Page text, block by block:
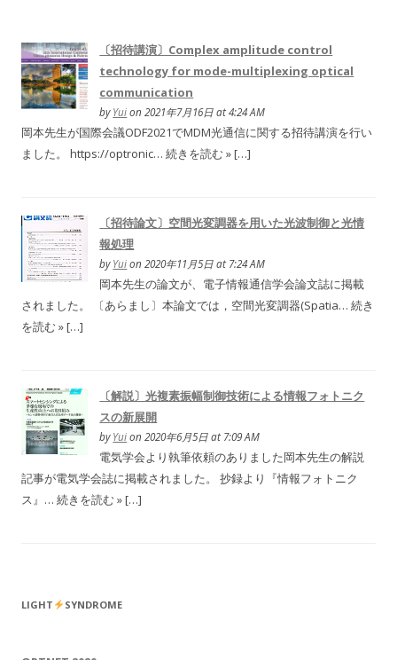
〔招待講演〕Complex amplitude control
technology for mode-multiplexing optical
communication
byYuion 2021年7月16日 at 4:24 AM
岡本先生が国際会議ODF2021でMDM光通信に関する招待講演を行い
ました。 https://optronic… 続きを読む » […]
〔招待論文〕空間光変調器を用いた光波制御と光情
報処理
byYuion 2020年11月5日 at 7:24 AM
岡本先生の論文が、電子情報通信学会論文誌に掲載
されました。 〔あらまし〕本論文では，空間光変調器(Spatia… 続き
を読む » […]
〔解説〕光複素振幅制御技術による情報フォトニク
スの新展開
byYuion 2020年6月5日 at 7:09 AM
電気学会より執筆依頼のありました岡本先生の解説
記事が電気学会誌に掲載されました。 抄録より『情報フォトニク
ス』… 続きを読む » […]
LIGHT SYNDROME